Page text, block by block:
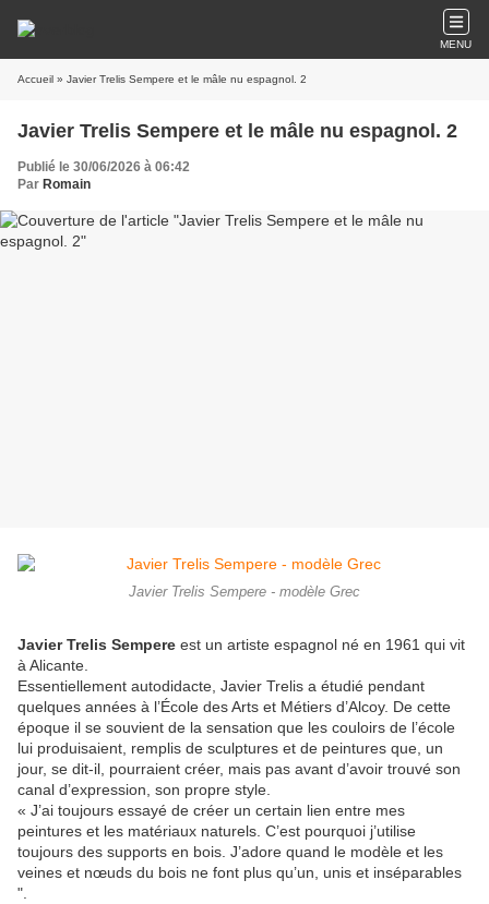
MENU
Accueil » Javier Trelis Sempere et le mâle nu espagnol. 2
Javier Trelis Sempere et le mâle nu espagnol. 2
Publié le 30/06/2026 à 06:42
Par Romain
Javier Trelis Sempere - modèle Grec
Javier Trelis Sempere est un artiste espagnol né en 1961 qui vit
à Alicante.
Essentiellement autodidacte, Javier Trelis a étudié pendant
quelques années à l’École des Arts et Métiers d’Alcoy. De cette
époque il se souvient de la sensation que les couloirs de l’école
lui produisaient, remplis de sculptures et de peintures que, un
jour, se dit-il, pourraient créer, mais pas avant d’avoir trouvé son
canal d’expression, son propre style.
« J’ai toujours essayé de créer un certain lien entre mes
peintures et les matériaux naturels. C’est pourquoi j’utilise
toujours des supports en bois. J’adore quand le modèle et les
veines et nœuds du bois ne font plus qu’un, unis et inséparables
".